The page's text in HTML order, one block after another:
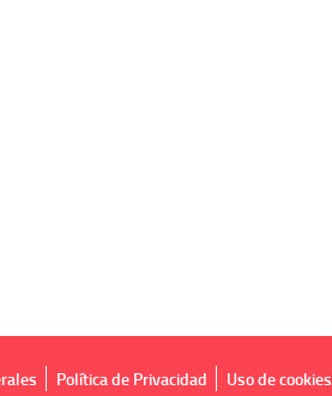
Política de Privacidad Uso de cookies